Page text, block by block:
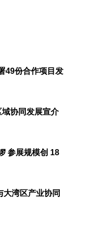
49份合作项目发
协同发展宣介
参展规模创 18
湾区产业协同